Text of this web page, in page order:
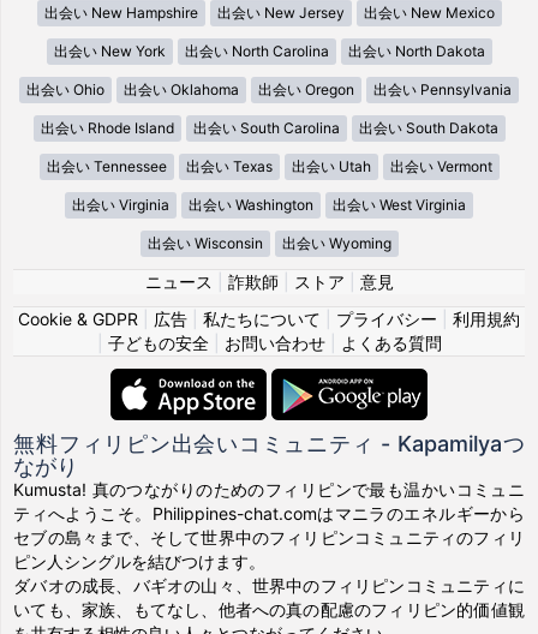
出会い New Hampshire 出会い New Jersey 出会い New Mexico
出会い New York 出会い North Carolina 出会い North Dakota
出会い Ohio 出会い Oklahoma 出会い Oregon 出会い Pennsylvania
出会い Rhode Island 出会い South Carolina 出会い South Dakota
出会い Tennessee 出会い Texas 出会い Utah 出会い Vermont
出会い Virginia 出会い Washington 出会い West Virginia
出会い Wisconsin 出会い Wyoming
ニュース 詐欺師 ストア
意見
Cookie & GDPR
広告 私たちについて プライバシー
利用規約
子どもの安全| お問い合わせ| よくある質問
無料フィリピン出会いコミュニティ - Kapamilyaつ
ながり
Kumusta! 真のつながりのためのフィリピンで最も温かいコミュニ
ティへようこそ。Philippines-chat.comはマニラのエネルギーから
セブの島々まで、そして世界中のフィリピンコミュニティのフィリ
ピン人シングルを結びつけます。
ダバオの成長、バギオの山々、世界中のフィリピンコミュニティに
いても、家族、もてなし、他者への真の配慮のフィリピン的価値観